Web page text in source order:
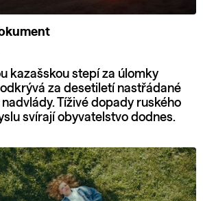
kazašskou stepí za úlomky
za desetiletí nastřádané
Tíživé dopady ruského
svírají obyvatelstvo dodnes.